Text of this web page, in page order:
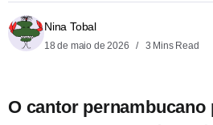
Nina Tobal
18 de maio de 2026 3 Mins Read
O cantor pernambucano